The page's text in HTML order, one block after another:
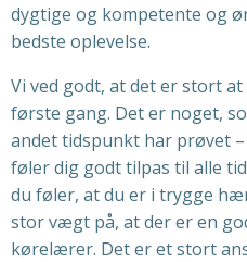
dygtige og kompetente og
bedste oplevelse.
Vi ved godt, at det er stort
første gang. Det er noget,
andet tidspunkt har prøvet
føler dig godt tilpas til alle
du føler, at du er i trygge
stor vægt på, at der er en
kørelærer. Det er et stort